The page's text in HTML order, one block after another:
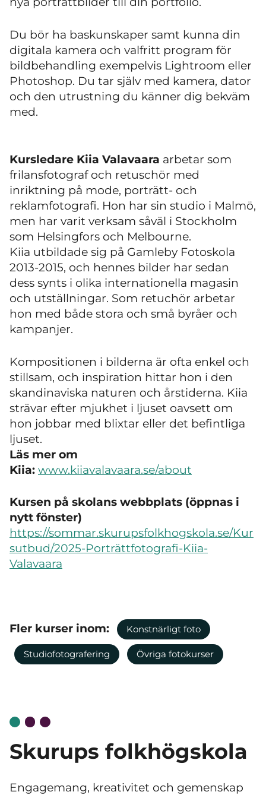
Du bör ha baskunskaper samt kunna din
digitala kamera och valfritt program för
bildbehandling exempelvis Lightroom eller
Photoshop. Du tar själv med kamera, dator
och den utrustning du känner dig bekväm
med.
Kursledare Kiia Valavaara arbetar som
frilansfotograf och retuschör med
inriktning på mode, porträtt- och
reklamfotografi. Hon har sin studio i Malmö,
men har varit verksam såväl i Stockholm
som Helsingfors och Melbourne.
Kiia utbildade sig på Gamleby Fotoskola
2013-2015, och hennes bilder har sedan
dess synts i olika internationella magasin
och utställningar. Som retuchör arbetar
hon med både stora och små byråer och
kampanjer.
Kompositionen i bilderna är ofta enkel och
stillsam, och inspiration hittar hon i den
skandinaviska naturen och årstiderna. Kiia
strävar efter mjukhet i ljuset oavsett om
hon jobbar med blixtar eller det befintliga
ljuset.
Läs mer om
Kiia: www.kiiavalavaara.se/about
Kursen på skolans webbplats (öppnas i
nytt fönster)
https://sommar.skurupsfolkhogskola.se/Kur
sutbud/2025-Porträttfotografi-Kiia-
Valavaara
Fler kurser inom: Konstnärligt foto
Studiofotografering Övriga fotokurser
Skurups folkhögskola
Engagemang, kreativitet och gemenskap